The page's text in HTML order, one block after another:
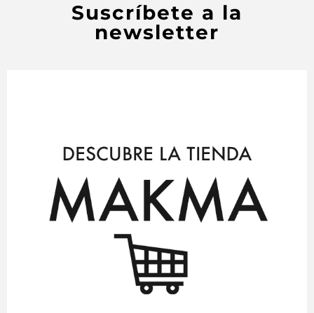
Suscríbete a la
newsletter